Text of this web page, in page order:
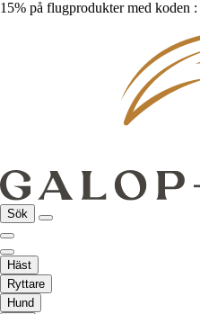
15% på flugprodukter med koden :
Sök
Häst
Ryttare
Hund